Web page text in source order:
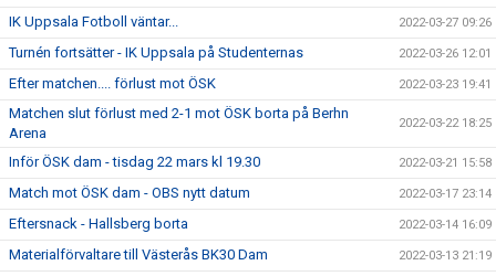
IK Uppsala Fotboll väntar... 2022-03-27 09:26
Turnén fortsätter - IK Uppsala på Studenternas 2022-03-26 12:01
Efter matchen.... förlust mot ÖSK 2022-03-23 19:41
Matchen slut förlust med 2-1 mot ÖSK borta på Berhn
Arena
2022-03-22 18:25
Inför ÖSK dam - tisdag 22 mars kl 19.30 2022-03-21 15:58
Match mot ÖSK dam - OBS nytt datum 2022-03-17 23:14
Eftersnack - Hallsberg borta 2022-03-14 16:09
Materialförvaltare till Västerås BK30 Dam 2022-03-13 21:19